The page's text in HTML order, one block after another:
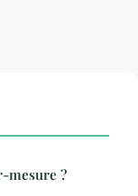
mesure ?